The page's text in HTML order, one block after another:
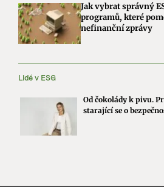
Jak vybrat správný
programů, které
nefinanční zprávy
Lidé v ESG
Od čokolády k pivu.
starající se o